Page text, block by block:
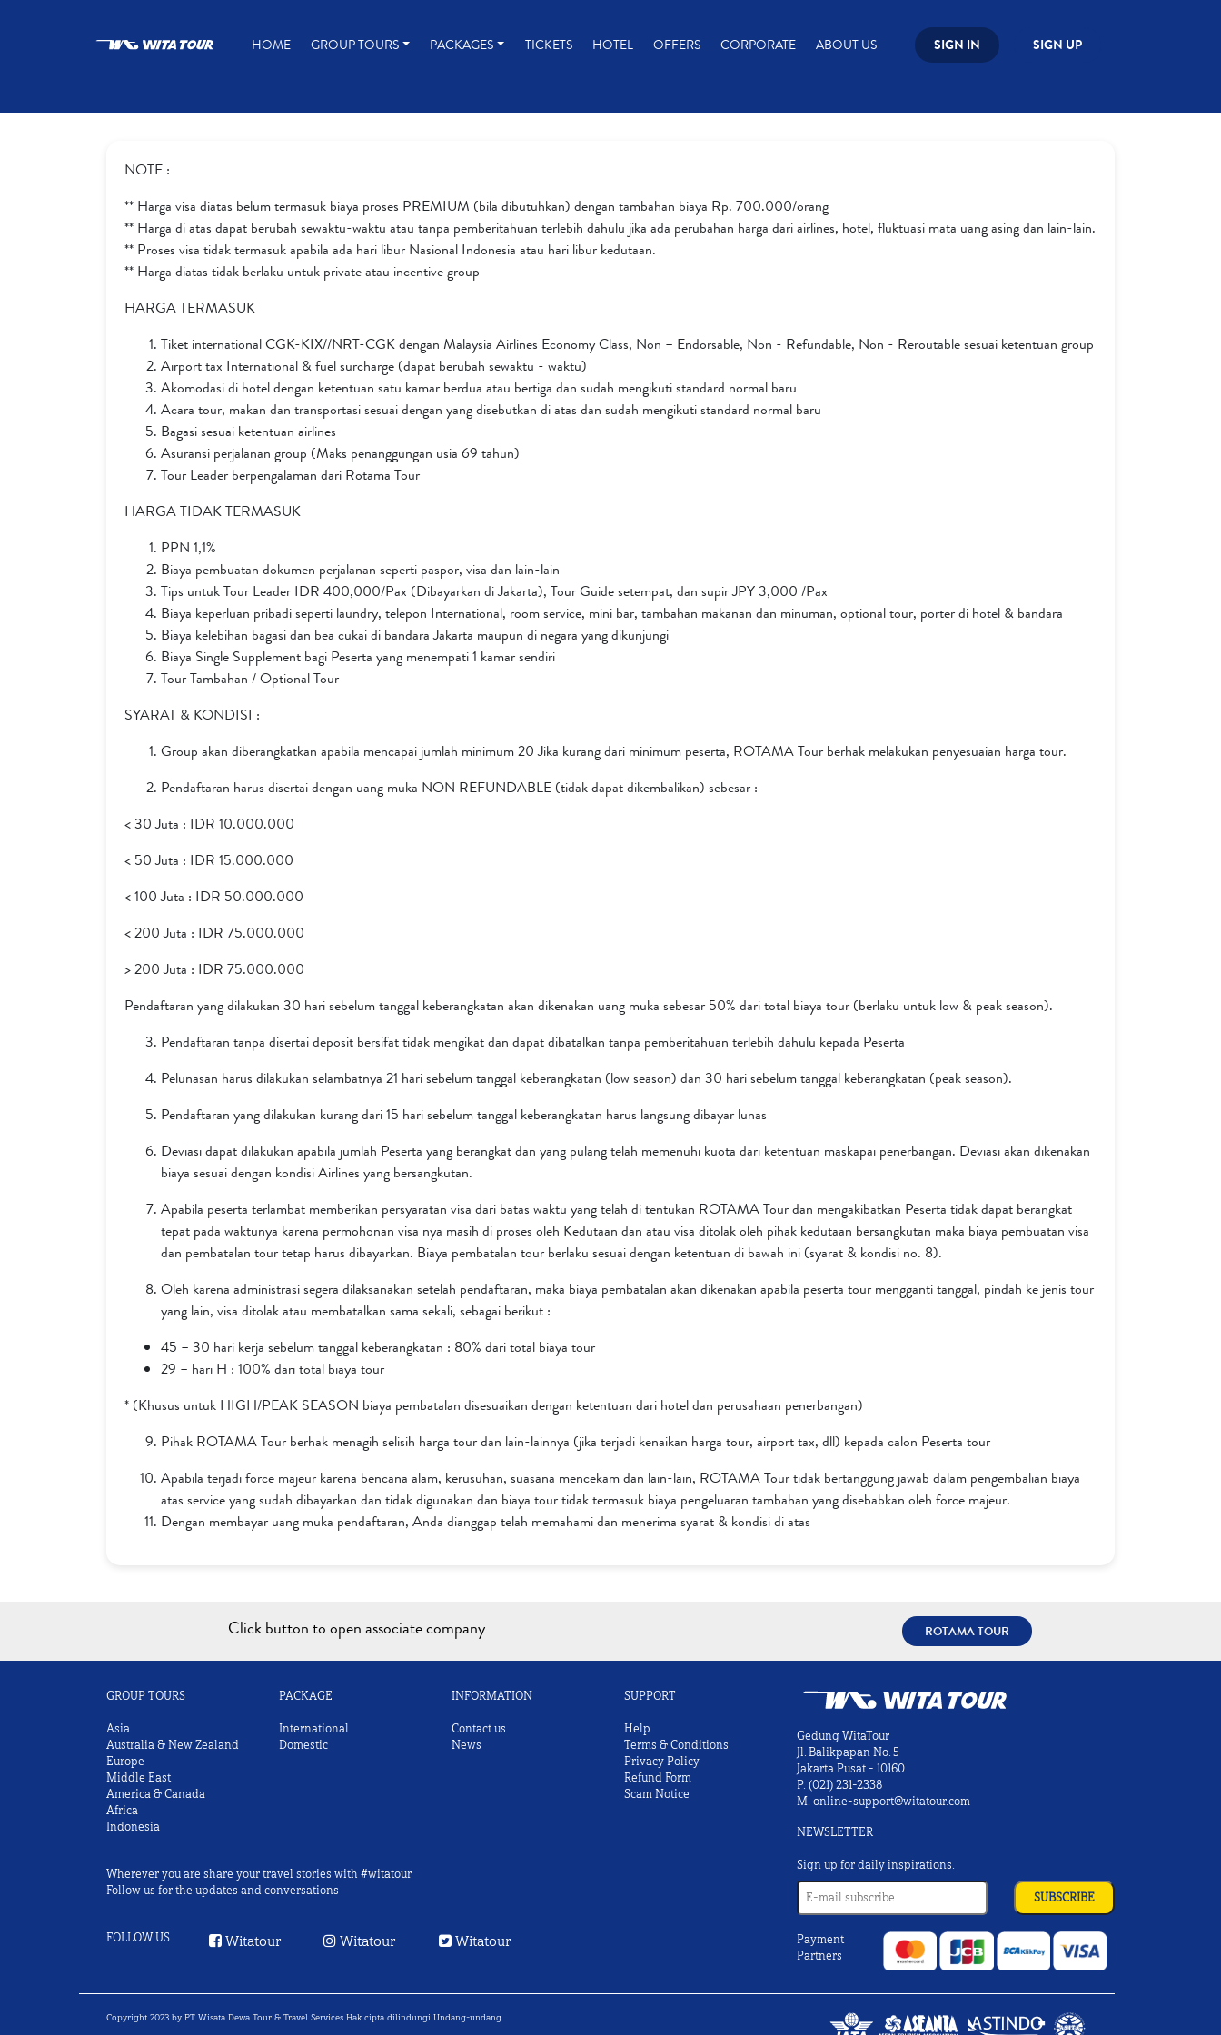
HOME GROUP TOURS PACKAGES TICKETS HOTEL OFFERS CORPORATE ABOUT US SIGN IN SIGN UP
NOTE :
** Harga visa diatas belum termasuk biaya proses PREMIUM (bila dibutuhkan) dengan tambahan biaya Rp. 700.000/orang
** Harga di atas dapat berubah sewaktu-waktu atau tanpa pemberitahuan terlebih dahulu jika ada perubahan harga dari airlines, hotel, fluktuasi mata uang asing dan lain-lain.
** Proses visa tidak termasuk apabila ada hari libur Nasional Indonesia atau hari libur kedutaan.
** Harga diatas tidak berlaku untuk private atau incentive group
HARGA TERMASUK
Tiket international CGK-KIX//NRT-CGK dengan Malaysia Airlines Economy Class, Non – Endorsable, Non - Refundable, Non - Reroutable sesuai ketentuan group
Airport tax International & fuel surcharge (dapat berubah sewaktu - waktu)
Akomodasi di hotel dengan ketentuan satu kamar berdua atau bertiga dan sudah mengikuti standard normal baru
Acara tour, makan dan transportasi sesuai dengan yang disebutkan di atas dan sudah mengikuti standard normal baru
Bagasi sesuai ketentuan airlines
Asuransi perjalanan group (Maks penanggungan usia 69 tahun)
Tour Leader berpengalaman dari Rotama Tour
HARGA TIDAK TERMASUK
PPN 1,1%
Biaya pembuatan dokumen perjalanan seperti paspor, visa dan lain-lain
Tips untuk Tour Leader IDR 400,000/Pax (Dibayarkan di Jakarta), Tour Guide setempat, dan supir JPY 3,000 /Pax
Biaya keperluan pribadi seperti laundry, telepon International, room service, mini bar, tambahan makanan dan minuman, optional tour, porter di hotel & bandara
Biaya kelebihan bagasi dan bea cukai di bandara Jakarta maupun di negara yang dikunjungi
Biaya Single Supplement bagi Peserta yang menempati 1 kamar sendiri
Tour Tambahan / Optional Tour
SYARAT & KONDISI :
Group akan diberangkatkan apabila mencapai jumlah minimum 20 Jika kurang dari minimum peserta, ROTAMA Tour berhak melakukan penyesuaian harga tour.
Pendaftaran harus disertai dengan uang muka NON REFUNDABLE (tidak dapat dikembalikan) sebesar :
< 30 Juta : IDR 10.000.000
< 50 Juta : IDR 15.000.000
< 100 Juta : IDR 50.000.000
< 200 Juta : IDR 75.000.000
> 200 Juta : IDR 75.000.000
Pendaftaran yang dilakukan 30 hari sebelum tanggal keberangkatan akan dikenakan uang muka sebesar 50% dari total biaya tour (berlaku untuk low & peak season).
Pendaftaran tanpa disertai deposit bersifat tidak mengikat dan dapat dibatalkan tanpa pemberitahuan terlebih dahulu kepada Peserta
Pelunasan harus dilakukan selambatnya 21 hari sebelum tanggal keberangkatan (low season) dan 30 hari sebelum tanggal keberangkatan (peak season).
Pendaftaran yang dilakukan kurang dari 15 hari sebelum tanggal keberangkatan harus langsung dibayar lunas
Deviasi dapat dilakukan apabila jumlah Peserta yang berangkat dan yang pulang telah memenuhi kuota dari ketentuan maskapai penerbangan. Deviasi akan dikenakan
biaya sesuai dengan kondisi Airlines yang bersangkutan.
Apabila peserta terlambat memberikan persyaratan visa dari batas waktu yang telah di tentukan ROTAMA Tour dan mengakibatkan Peserta tidak dapat berangkat
tepat pada waktunya karena permohonan visa nya masih di proses oleh Kedutaan dan atau visa ditolak oleh pihak kedutaan bersangkutan maka biaya pembuatan visa
dan pembatalan tour tetap harus dibayarkan. Biaya pembatalan tour berlaku sesuai dengan ketentuan di bawah ini (syarat & kondisi no. 8).
Oleh karena administrasi segera dilaksanakan setelah pendaftaran, maka biaya pembatalan akan dikenakan apabila peserta tour mengganti tanggal, pindah ke jenis tour
yang lain, visa ditolak atau membatalkan sama sekali, sebagai berikut :
45 – 30 hari kerja sebelum tanggal keberangkatan : 80% dari total biaya tour
29 – hari H : 100% dari total biaya tour
* (Khusus untuk HIGH/PEAK SEASON biaya pembatalan disesuaikan dengan ketentuan dari hotel dan perusahaan penerbangan)
Pihak ROTAMA Tour berhak menagih selisih harga tour dan lain-lainnya (jika terjadi kenaikan harga tour, airport tax, dll) kepada calon Peserta tour
Apabila terjadi force majeur karena bencana alam, kerusuhan, suasana mencekam dan lain-lain, ROTAMA Tour tidak bertanggung jawab dalam pengembalian biaya
atas service yang sudah dibayarkan dan tidak digunakan dan biaya tour tidak termasuk biaya pengeluaran tambahan yang disebabkan oleh force majeur.
Dengan membayar uang muka pendaftaran, Anda dianggap telah memahami dan menerima syarat & kondisi di atas
Click button to open associate company ROTAMA TOUR
GROUP TOURS
Asia
Australia & New Zealand
Europe
Middle East
America & Canada
Africa
Indonesia
PACKAGE
International
Domestic
INFORMATION
Contact us
News
SUPPORT
Help
Terms & Conditions
Privacy Policy
Refund Form
Scam Notice
Wherever you are share your travel stories with #witatour
Follow us for the updates and conversations
FOLLOW US Witatour Witatour Witatour
Gedung WitaTour
Jl. Balikpapan No. 5
Jakarta Pusat - 10160
P. (021) 231-2338
M. online-support@witatour.com
NEWSLETTER
Sign up for daily inspirations.
Payment
Partners
Copyright 2023 by PT. Wisata Dewa Tour & Travel Services Hak cipta dilindungi Undang-undang